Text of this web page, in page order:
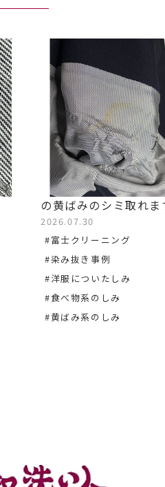
の黄ばみのシミ取れま
2026.07.30
#富士クリーニング
#染み抜き事例
#洋服についたしみ
#食べ物系のしみ
#黄ばみ系のしみ